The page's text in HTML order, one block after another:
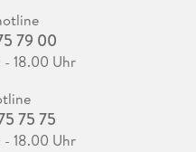
79 00
- 18.00 Uhr
75 75
- 18.00 Uhr